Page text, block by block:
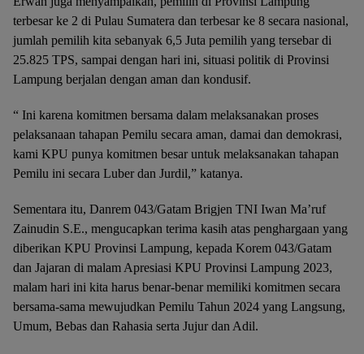
terbesar ke 2 di Pulau Sumatera dan terbesar ke 8 secara nasional,
jumlah pemilih kita sebanyak 6,5 Juta pemilih yang tersebar di
25.825 TPS, sampai dengan hari ini, situasi politik di Provinsi
Lampung berjalan dengan aman dan kondusif.
“ Ini karena komitmen bersama dalam melaksanakan proses
pelaksanaan tahapan Pemilu secara aman, damai dan demokrasi,
kami KPU punya komitmen besar untuk melaksanakan tahapan
Pemilu ini secara Luber dan Jurdil,” katanya.
Sementara itu, Danrem 043/Gatam Brigjen TNI Iwan Ma’ruf
Zainudin S.E., mengucapkan terima kasih atas penghargaan yang
diberikan KPU Provinsi Lampung, kepada Korem 043/Gatam
dan Jajaran di malam Apresiasi KPU Provinsi Lampung 2023,
malam hari ini kita harus benar-benar memiliki komitmen secara
bersama-sama mewujudkan Pemilu Tahun 2024 yang Langsung,
Umum, Bebas dan Rahasia serta Jujur dan Adil.